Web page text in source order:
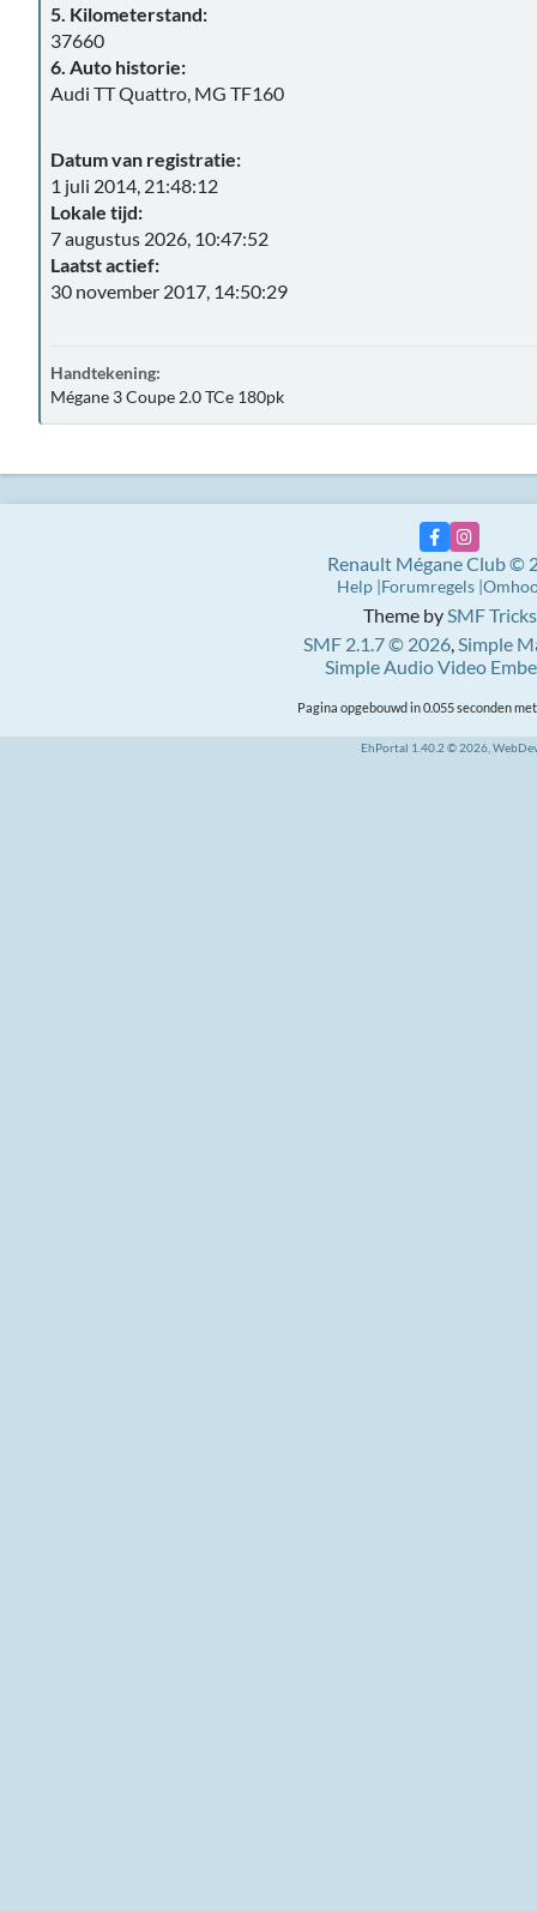
5. Kilometerstand:
37660
6. Auto historie:
Audi TT Quattro, MG TF160
Datum van registratie:
1 juli 2014, 21:48:12
Lokale tijd:
7 augustus 2026, 10:47:52
Laatst actief:
30 november 2017, 14:50:29
Handtekening:
Mégane 3 Coupe 2.0 TCe 180pk
Theme bySMF Tricks
SMF 2.1.7 © 2026,Simple
Simple Audio Video
Renault Mégane Club ©
Help Forumregels
Pagina opgebouwd in 0.055 seconden
EhPortal 1.40.2 © 2026,